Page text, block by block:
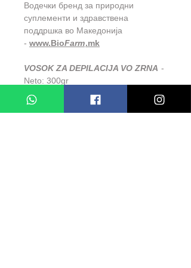
Водечки бренд за природни
суплементи и здравствена
поддршка во Македонија
- www.BioFarm.mk
VOSOK ZA DEPILACIJA VO ZRNA -
Neto: 300gr